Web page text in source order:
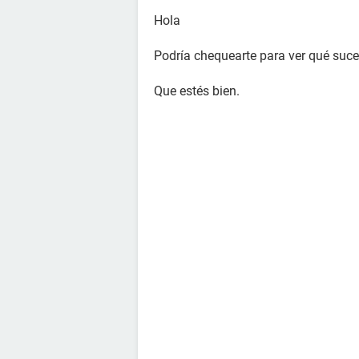
Hola
Podría chequearte para ver qué
Que estés bien.